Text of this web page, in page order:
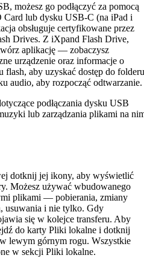
możesz go podłączyć za pomocą
lub dysku USB-C (na iPad i
obsługuje certyfikowane przez
Drives. Z iXpand Flash Drive,
aplikację — zobaczysz
urządzenie oraz informacje o
aby uzyskać dostęp do folderu
audio, aby rozpocząć odtwarzanie.
podłączania dysku USB
lub zarządzania plikami na
dotknij jej ikony, aby wyświetlić
Możesz używać wbudowanego
plikami — pobierania, zmiany
usuwania i nie tylko. Gdy
się w kolejce transferu. Aby
do karty Pliki lokalne i dotknij
lewym górnym rogu. Wszystkie
w sekcji Pliki lokalne.